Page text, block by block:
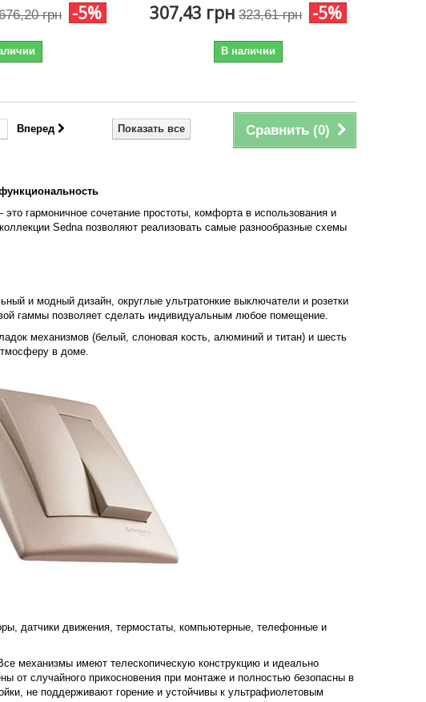
грн -5% 307,43 грн 323,61 грн -5%
В наличии
Сравнить (0)
Показать все
Вперед
гармоничное сочетание простоты, комфорта в использования и
Sedna позволяют реализовать самые разнообразные схемы
и модный дизайн, округлые ультратонкие выключатели и розетки
гаммы позволяет сделать индивидуальным любое помещение.
механизмов (белый, слоновая кость, алюминий и титан) и шесть
в доме.
датчики движения, термостаты, компьютерные, телефонные и
механизмы имеют телескопическую конструкцию и идеально
случайного прикосновения при монтаже и полностью безопасны в
не поддерживают горение и устойчивы к ультрафиолетовым